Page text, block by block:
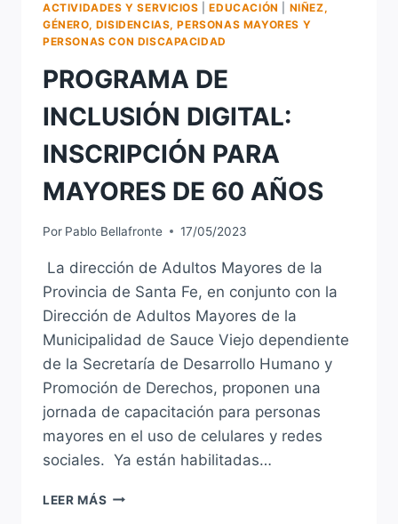
ACTIVIDADES Y SERVICIOS |EDUCACIÓN
NIÑEZ,
GÉNERO, DISIDENCIAS, PERSONAS MAYORES Y
PERSONAS CON DISCAPACIDAD
PROGRAMA DE
INCLUSIÓN DIGITAL:
INSCRIPCIÓN PARA
MAYORES DE 60 AÑOS
Por Pablo Bellafronte 17/05/2023
La dirección de Adultos Mayores de la
Provincia de Santa Fe, en conjunto con la
Dirección de Adultos Mayores de la
Municipalidad de Sauce Viejo dependiente
de la Secretaría de Desarrollo Humano y
Promoción de Derechos, proponen una
jornada de capacitación para personas
mayores en el uso de celulares y redes
sociales. Ya están habilitadas…
LEER MÁS PROGRAMA